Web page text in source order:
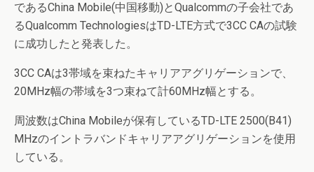
であるChina Mobile(中国移動)とQualcommの子会社であ
るQualcomm TechnologiesはTD-LTE方式で3CC CAの試験
に成功したと発表した。
3CC CAは3帯域を束ねたキャリアアグリゲーションで、
20MHz幅の帯域を3つ束ねて計60MHz幅とする。
周波数はChina Mobileが保有しているTD-LTE 2500(B41)
MHzのイントラバンドキャリアアグリゲーションを使用
している。